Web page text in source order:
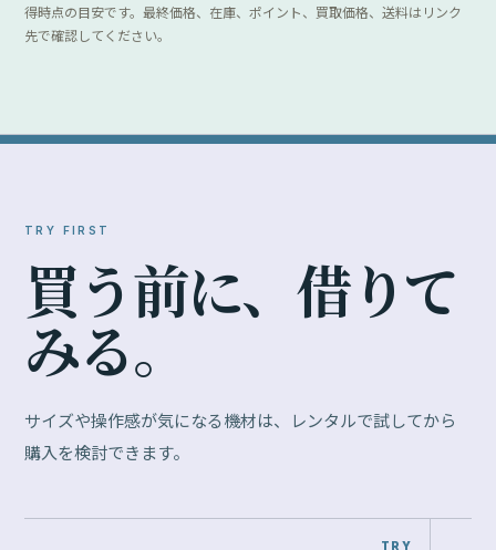
得時点の目安です。最終価格、在庫、ポイント、買取価格、送料はリンク
先で確認してください。
TRY FIRST
買う前に、 借りて
みる。
サイズや操作感が気になる機材は、レンタルで試してから
購入を検討できます。